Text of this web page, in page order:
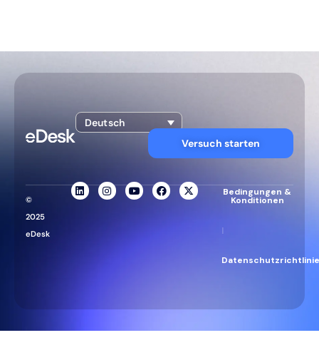
Deutsch
Versuch starten
©
2025
eDesk
Bedingungen &
Konditionen
|
Datenschutzrichtlinie